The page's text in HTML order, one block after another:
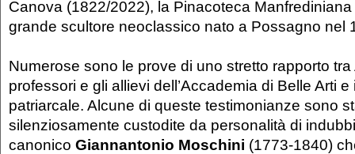
Canova (1822/2022), la Pinacoteca
grande scultore neoclassico nato a Possagno nel
Numerose sono le prove di uno stretto rapporto
professori e gli allievi dell’Accademia di Belle Arti
patriarcale. Alcune di queste testimonianze sono
silenziosamente custodite da personalità di
canonico Giannantonio Moschini (1773-1840)